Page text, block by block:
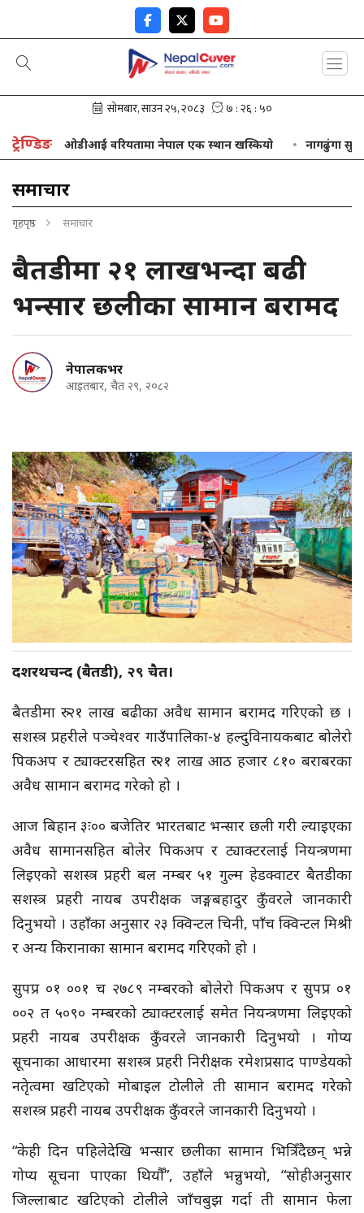
ट्रेण्डिङओडीआई वरियतामा नेपाल एक स्थान खस्कियो नागढुंगा
समाचार
गृहपृष्ठ समाचार
बैतडीमा २१ लाखभन्दा बढी
भन्सार छलीका सामान बरामद
नेपालकभर
आइतबार, चैत २९, २०८२
दशरथचन्द (बैतडी), २९ चैत।
बैतडीमा रु २१ लाख बढीका अवैध सामान बरामद गरिएको छ ।
सशस्त्र प्रहरीले पञ्चेश्वर गाउँपालिका-४ हल्दुविनायकबाट बोलेरो
पिकअप र ट्याक्टरसहित रु २१ लाख आठ हजार ८१० बराबरका
अवैध सामान बरामद गरेको हो ।
आज बिहान ३ः०० बजेतिर भारतबाट भन्सार छली गरी ल्याइएका
अवैध सामानसहित बोलेर पिकअप र ट्याक्टरलाई नियन्त्रणमा
लिइएको सशस्त्र प्रहरी बल नम्बर ५१ गुल्म हेडक्वाटर बैतडीका
सशस्त्र प्रहरी नायब उपरीक्षक जङ्गबहादुर कुँवरले जानकारी
दिनुभयो । उहाँका अनुसार २३ क्विन्टल चिनी, पाँच क्विन्टल मिश्री
र अन्य किरानाका सामान बरामद गरिएको हो ।
सुपप्र ०१ ००१ च २७८९ नम्बरको बोलेरो पिकअप र सुपप्र ०१
००२ त ५०९० नम्बरको ट्याक्टरलाई समेत नियन्त्रणमा लिइएको
प्रहरी नायब उपरीक्षक कुँवरले जानकारी दिनुभयो । गोप्य
सूचनाका आधारमा सशस्त्र प्रहरी निरीक्षक रमेशप्रसाद पाण्डेयको
नतृेत्वमा खटिएको मोबाइल टोलीले ती सामान बरामद गरेको
सशस्त्र प्रहरी नायब उपरीक्षक कुँवरले जानकारी दिनुभयो ।
“केही दिन पहिलेदेखि भन्सार छलीका सामान भित्रिँदैछन् भन्ने
गोप्य सूचना पाएका थियौँ”, उहाँले भन्नुभयो, “सोहीअनुसार
जिल्लाबाट खटिएको टोलीले जाँचबुझ गर्दा ती सामान फेला